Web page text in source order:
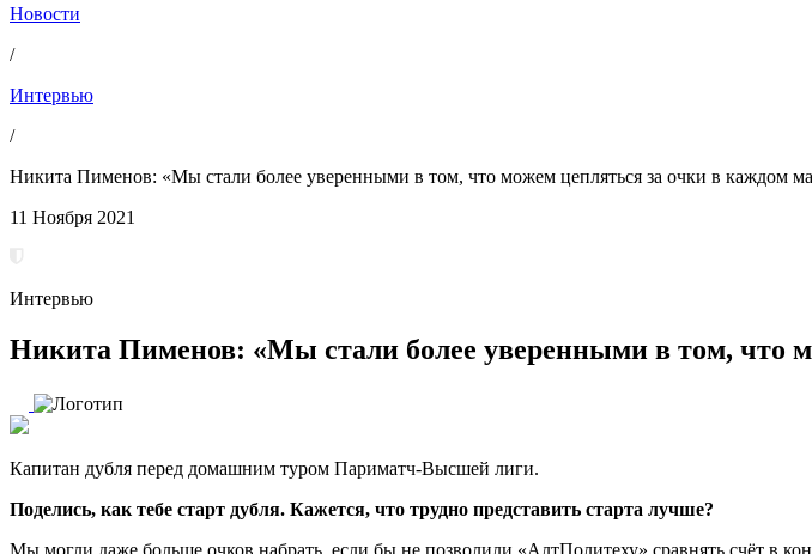
Новости
/
Интервью
/
Никита Пименов: «Мы стали более уверенными в том, что можем цепляться за очки в каждом
11 Ноября 2021
Интервью
Никита Пименов: «Мы стали более уверенными в том, что
Капитан дубля перед домашним туром Париматч-Высшей лиги.
Поделись, как тебе старт дубля. Кажется, что трудно представить старта лучше?
Мы могли даже больше очков набрать, если бы не позволили «АлтПолитеху» сравнять счёт в